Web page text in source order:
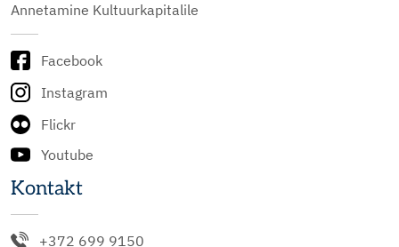
Annetamine Kultuurkapitalile
Facebook
Instagram
Flickr
Youtube
Kontakt
+372 699 9150